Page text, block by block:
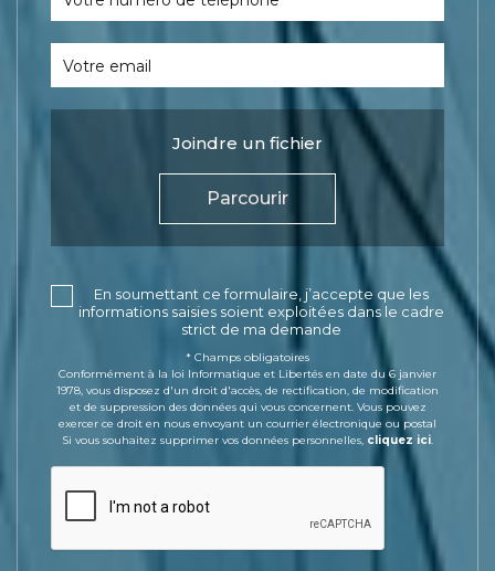
Votre email
Joindre un fichier
Parcourir
En soumettant ce formulaire, j’accepte que les
informations saisies soient exploitées dans le cadre
strict de ma demande
* Champs obligatoires
Conformément à la loi Informatique et Libertés en date du 6 janvier
1978, vous disposez d'un droit d'accès, de rectification, de modification
et de suppression des données qui vous concernent. Vous pouvez
exercer ce droit en nous envoyant un courrier électronique ou postal
Si vous souhaitez supprimer vos données personnelles, cliquez ici.